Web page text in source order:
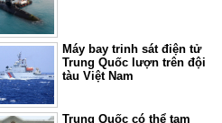
Máy bay trinh sát điện tử
Trung Quốc lượn trên đội
tàu Việt Nam
Trung Quốc có thể tạm